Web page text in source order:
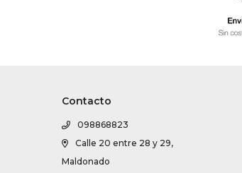
Contacto
098868823
Calle 20 entre 28 y 29,
Maldonado